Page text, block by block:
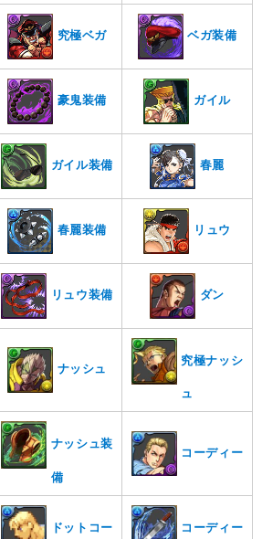
究極ベガ ベガ装備
豪鬼装備 ガイル
ガイル装備 春麗
春麗装備 リュウ
リュウ装備 ダン
ナッシュ
究極ナッシ
ュ
ナッシュ装
備
コーディー
ドットコー コーディー